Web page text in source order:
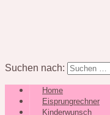
Suchen nach:
Home
Eisprungrechner
Kinderwunsch